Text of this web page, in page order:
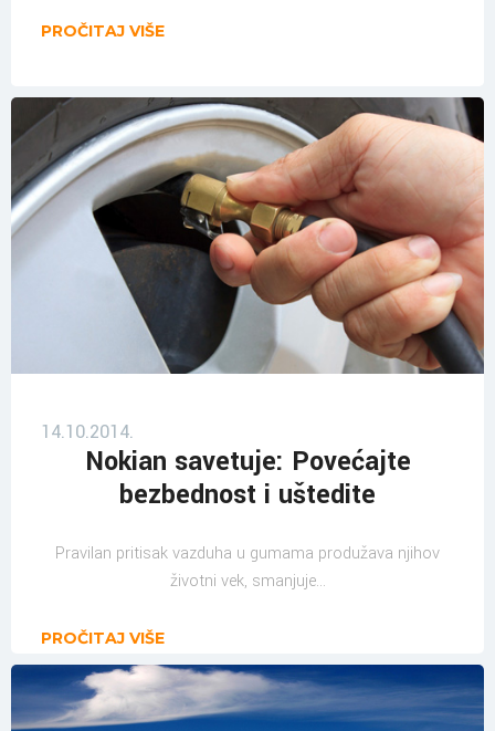
PROČITAJ VIŠE
14.10.2014.
Nokian savetuje: Povećajte
bezbednost i uštedite
Pravilan pritisak vazduha u gumama produžava njihov
životni vek, smanjuje...
PROČITAJ VIŠE